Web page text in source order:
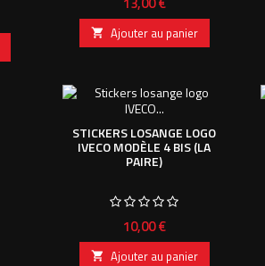
 Ajouter au panier
STICKERS LOSANGE LOGO
IVECO MODÈLE 4 BIS (LA
PAIRE)
Prix
10,00 €
 Ajouter au panier